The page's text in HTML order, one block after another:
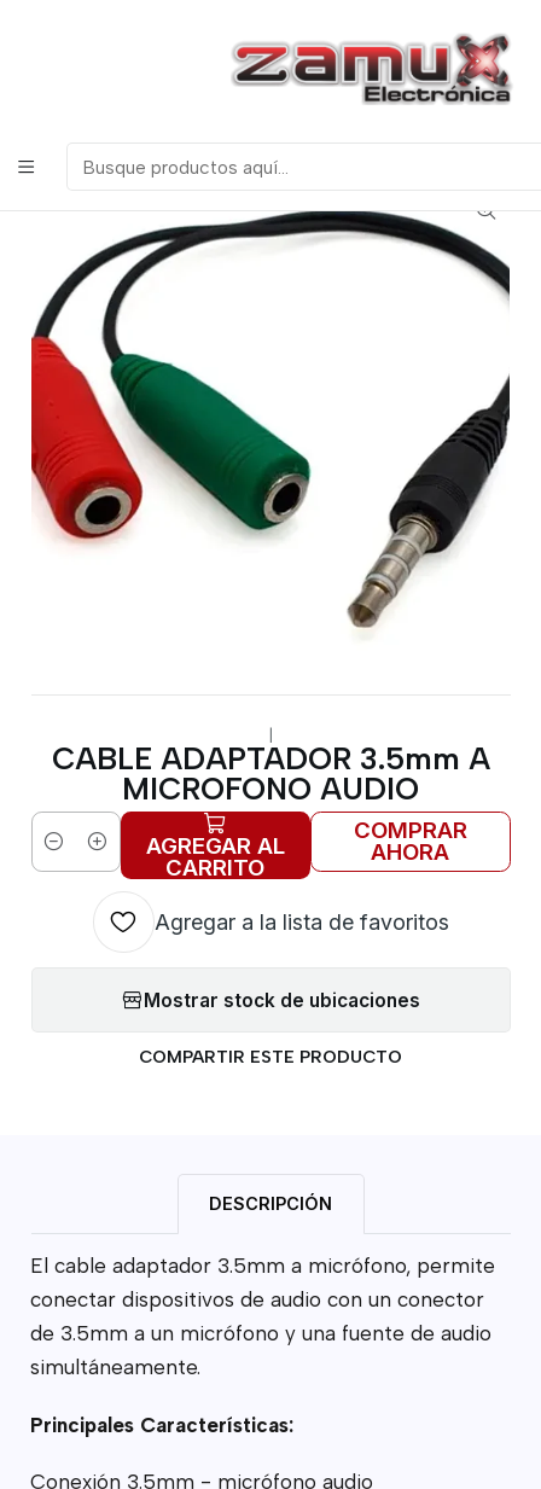
ELECTRONICOS, ROBOTICA & TECNOLOGIA
Tecnologia
Cables
CABLE ADAPTADOR 3.5mm A MICROFONO AUDIO
|
CABLE ADAPTADOR 3.5mm A
MICROFONO AUDIO
Cantidad AGREGAR AL
CARRITO
COMPRAR
AHORA
Agregar a la lista de favoritos
Mostrar stock de ubicaciones
COMPARTIR ESTE PRODUCTO
DESCRIPCIÓN
El cable adaptador 3.5mm a micrófono, permite
conectar dispositivos de audio con un conector
de 3.5mm a un micrófono y una fuente de audio
simultáneamente.
Principales Características:
Conexión 3.5mm - micrófono audio